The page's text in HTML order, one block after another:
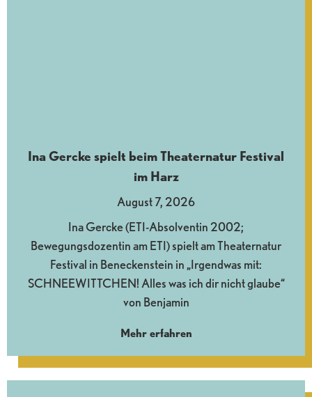
Ina Gercke spielt beim Theaternatur Festival
im Harz
August 7, 2026
Ina Gercke (ETI-Absolventin 2002;
Bewegungsdozentin am ETI) spielt am Theaternatur
Festival in Beneckenstein in „Irgendwas mit:
SCHNEEWITTCHEN! Alles was ich dir nicht glaube“
von Benjamin
Mehr erfahren